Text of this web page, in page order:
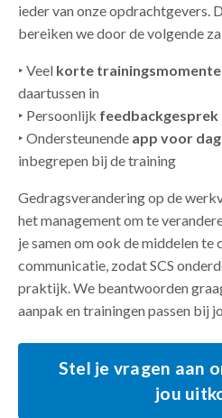
ieder van onze opdrachtgevers.
bereiken we door de volgende
‣ Veel korte
daartussen in
‣ Persoonlijk feedbackgesprek
‣ Ondersteunende app voor
inbegrepen bij de training
Gedragsverandering op de
het management om te
je samen om ook de middelen te
communicatie, zodat SCS
praktijk. We beantwoorden
aanpak en trainingen passen bij
Stel je vragen aan
jou